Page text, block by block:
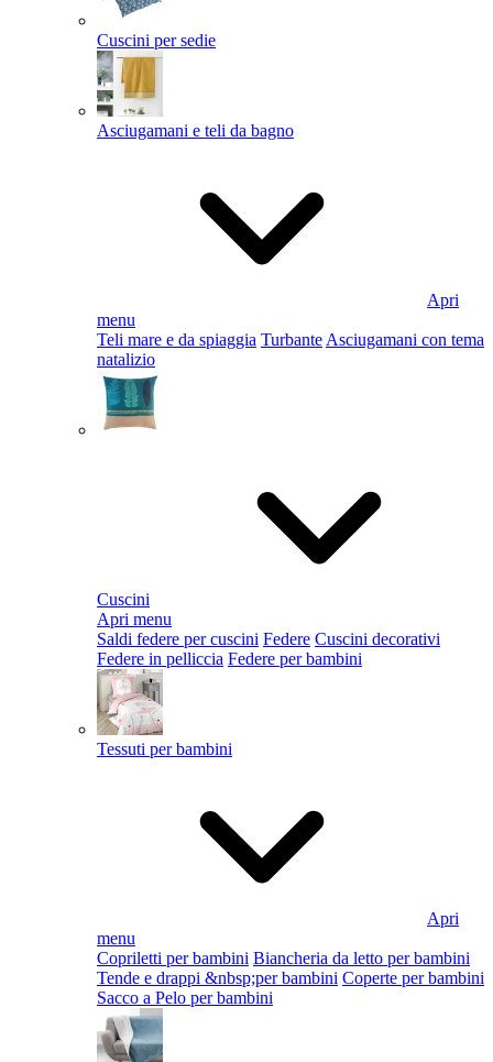
Cuscini per sedie
Asciugamani e teli da bagno
Apri
menu
Teli mare e da spiaggia Turbante Asciugamani con tema
natalizio
Cuscini
Apri menu
Saldi federe per cuscini Federe Cuscini decorativi
Federe in pelliccia Federe per bambini
Tessuti per bambini
Apri
menu
Copriletti per bambini Biancheria da letto per bambini
Tende e drappi &nbsp;per bambini Coperte per bambini
Sacco a Pelo per bambini